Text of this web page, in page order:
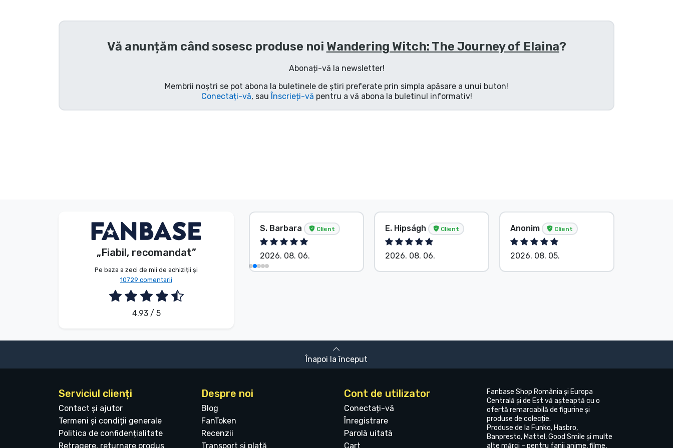
Vă anunțăm când sosesc produse noi Wandering Witch: The Journey of Elaina?
Abonați-vă la newsletter!
Membrii noștri se pot abona la buletinele de știri preferate prin simpla apăsare a unui buton!
Conectați-vă, sau Înscrieți-vă pentru a vă abona la buletinul informativ!
„Fiabil, recomandat”
Pe baza a zeci de mii de achiziții și
10729 comentarii
4.93 / 5
V. Éva Client
2026. 08. 06.
S. Barbara Client
2026. 08. 06.
E. Hipságh Client
2026. 08. 06.
Anonim Client
2026. 08. 05.
Înapoi la început
Serviciul clienți
Contact și ajutor
Termeni și condiții generale
Politica de confidențialitate
Retragere, returnare produs
Despre noi
Blog
FanToken
Recenzii
Transport și plată
Cont de utilizator
Conectați-vă
Înregistrare
Parolă uitată
Cart
Fanbase Shop România și Europa
Centrală și de Est vă așteaptă cu o
ofertă remarcabilă de figurine și
produse de colecție.
Produse de la Funko, Hasbro,
Banpresto, Mattel, Good Smile și multe
alte mărci – pentru fanii anime, filme,
Sortare după serie
Tipuri de produse